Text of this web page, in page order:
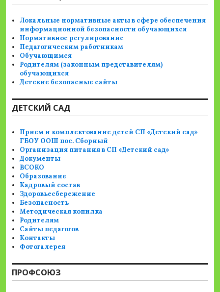
Локальные нормативные акты в сфере обеспечения
информационной безопасности обучающихся
Нормативное регулирование
Педагогическим работникам
Обучающимся
Родителям (законным представителям)
обучающихся
Детские безопасные сайты
ДЕТСКИЙ САД
Прием и комплектование детей СП «Детский сад»
ГБОУ ООШ пос. Сборный
Организация питания в СП «Детский сад»
Документы
ВСОКО
Образование
Кадровый состав
Здоровьесбережение
Безопасность
Методическая копилка
Родителям
Сайты педагогов
Контакты
Фотогалерея
ПРОФСОЮЗ